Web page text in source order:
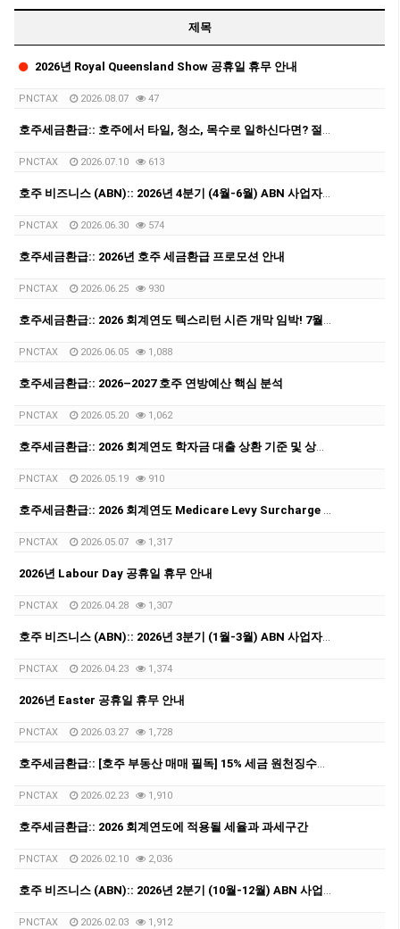
제목
2026년 Royal Queensland Show 공휴일 휴무 안내
PNCTAX 2026.08.07 47
PNCTAX 2026.07.10 613
호주 비즈니스 (ABN):: 2026년 4분기 (4월-6월) ABN 사업자 GST/BAS 신고 마감일 안내 (7월28일)
PNCTAX 2026.06.30 574
호주세금환급:: 2026년 호주 세금환급 프로모션 안내
PNCTAX 2026.06.25 930
PNCTAX 2026.06.05 1,088
호주세금환급:: 2026–2027 호주 연방예산 핵심 분석
PNCTAX 2026.05.20 1,062
호주세금환급:: 2026 회계연도 학자금 대출 상환 기준 및 상환율
PNCTAX 2026.05.19 910
PNCTAX 2026.05.07 1,317
2026년 Labour Day 공휴일 휴무 안내
PNCTAX 2026.04.28 1,307
호주 비즈니스 (ABN):: 2026년 3분기 (1월-3월) ABN 사업자 GST/BAS 신청 마감일 안내 (4월28일)
PNCTAX 2026.04.23 1,374
2026년 Easter 공휴일 휴무 안내
PNCTAX 2026.03.27 1,728
PNCTAX 2026.02.23 1,910
호주세금환급:: 2026 회계연도에 적용될 세율과 과세구간
PNCTAX 2026.02.10 2,036
PNCTAX 2026.02.03 1,912